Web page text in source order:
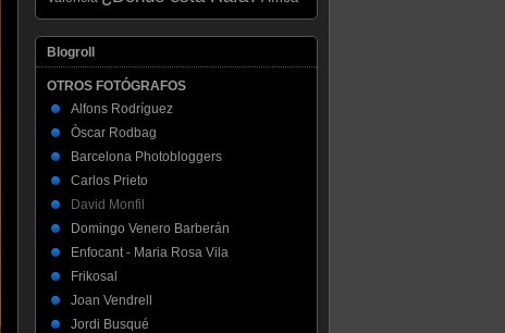
Blogroll
OTROS FOTÓGRAFOS
Alfons Rodríguez
Òscar Rodbag
Barcelona Photobloggers
Carlos Prieto
David Monfil
Domingo Venero Barberán
Enfocant - Maria Rosa Vila
Frikosal
Joan Vendrell
Jordi Busqué